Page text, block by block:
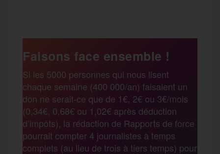
b
o
o
t
e
r
l
s
a
g
e
r
t
a
g
Faisons face ensemble !
Si les 5000 personnes qui nous lisent
chaque semaine (400 000/an) faisaient un
don ne serait-ce que de 1€, 2€ ou 3€/mois
(0,34€, 0,68€ ou 1,02€ après déduction
d’impôts), la rédaction de Rapports de force
pourrait compter 4 journalistes à temps
complets (au lieu de trois à tiers temps) pour